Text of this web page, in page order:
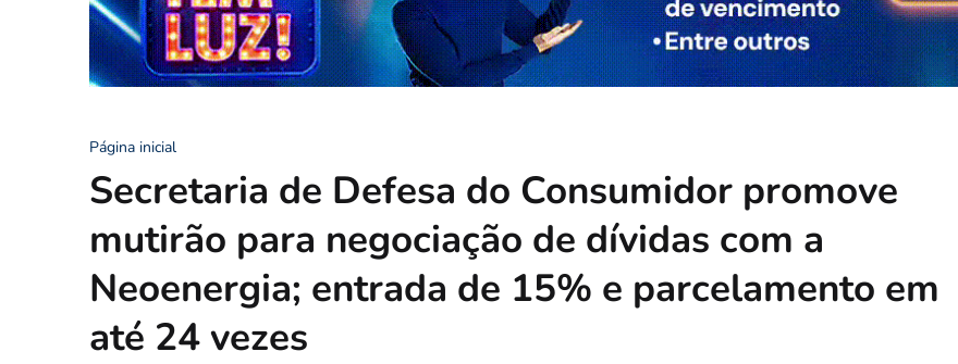
Página inicial
Secretaria de Defesa do Consumidor promove
mutirão para negociação de dívidas com a
Neoenergia; entrada de 15% e parcelamento em
até 24 vezes